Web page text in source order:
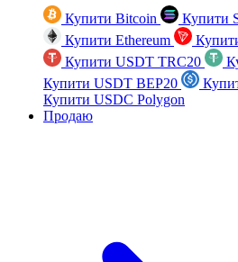
Купити Bitcoin Купити
Купити Ethereum
Купити USDT TRC20
Купити USDT BEP20
Купити USDC Polygon
Продаю